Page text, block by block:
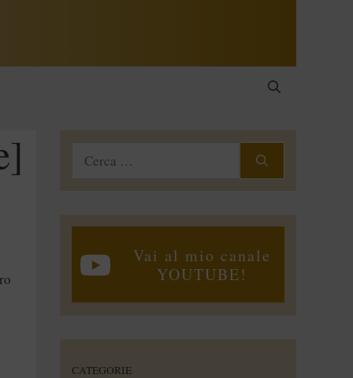
Ricerca
Vai al mio canale
YOUTUBE!
CATEGORIE